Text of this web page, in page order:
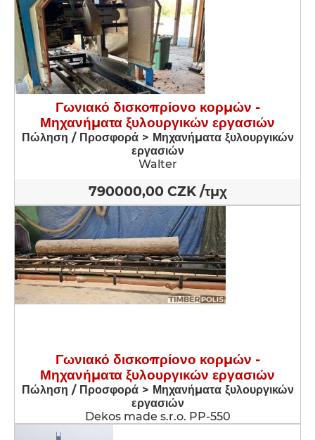
Γωνιακό δισκοπρίονο κορμών -
Μηχανήματα ξυλουργικών εργασιών
Πώληση / Προσφορά > Μηχανήματα ξυλουργικών
εργασιών
Walter
790000,00 CZK /τμχ
Γωνιακό δισκοπρίονο κορμών -
Μηχανήματα ξυλουργικών εργασιών
Πώληση / Προσφορά > Μηχανήματα ξυλουργικών
εργασιών
Dekos made s.r.o. PP-550